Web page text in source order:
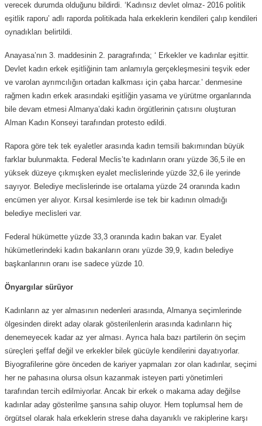
verecek durumda olduğunu bildirdi. ‘Kadınsız devlet olmaz- 2016 politik
eşitlik raporu’ adlı raporda politikada hala erkeklerin kendileri çalıp kendileri
oynadıkları belirtildi.
Anayasa’nın 3. maddesinin 2. paragrafında; ‘ Erkekler ve kadınlar eşittir.
Devlet kadın erkek eşitliğinin tam anlamıyla gerçekleşmesini teşvik eder
ve varolan ayrımcılığın ortadan kalkması için çaba harcar.’ denmesine
rağmen kadın erkek arasındaki eşitliğin yasama ve yürütme organlarında
bile devam etmesi Almanya’daki kadın örgütlerinin çatısını oluşturan
Alman Kadın Konseyi tarafından protesto edildi.
Rapora göre tek tek eyaletler arasında kadın temsili bakımından büyük
farklar bulunmakta. Federal Meclis’te kadınların oranı yüzde 36,5 ile en
yüksek düzeye çıkmışken eyalet meclislerinde yüzde 32,6 ile yerinde
sayıyor. Belediye meclislerinde ise ortalama yüzde 24 oranında kadın
encümen yer alıyor. Kırsal kesimlerde ise tek bir kadının olmadığı
belediye meclisleri var.
Federal hükümette yüzde 33,3 oranında kadın bakan var. Eyalet
hükümetlerindeki kadın bakanların oranı yüzde 39,9, kadın belediye
başkanlarının oranı ise sadece yüzde 10.
Önyargılar sürüyor
Kadınların az yer almasının nedenleri arasında, Almanya seçimlerinde
ölgesinden direkt aday olarak gösterilenlerin arasında kadınların hiç
denemeyecek kadar az yer alması. Ayrıca hala bazı partilerin ön seçim
süreçleri şeffaf değil ve erkekler bilek gücüyle kendilerini dayatıyorlar.
Biyografilerine göre önceden de kariyer yapmaları zor olan kadınlar, seçimi
her ne pahasına olursa olsun kazanmak isteyen parti yönetimleri
tarafından tercih edilmiyorlar. Ancak bir erkek o makama aday değilse
kadınlar aday gösterilme şansına sahip oluyor. Hem toplumsal hem de
örgütsel olarak hala erkeklerin strese daha dayanıklı ve rakiplerine karşı